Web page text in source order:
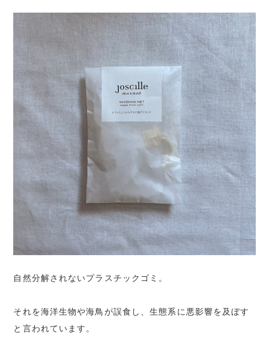
自然分解されないプラスチックゴミ。
それを海洋生物や海鳥が誤食し、生態系に悪影響を及ぼす
と言われています。